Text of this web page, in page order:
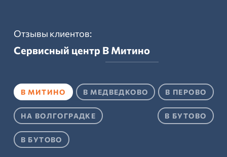
Отзывы клиентов:
Сервисный центр В Митино
В МИТИНО В МЕДВЕДКОВО В ПЕРОВО
НА ВОЛГОГРАДКЕ В БУТОВО
В БУТОВО